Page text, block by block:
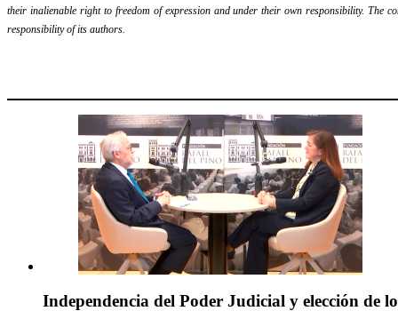
their inalienable right to freedom of expression and under their own responsibility. The
responsibility of its authors.
Independencia del Poder Judicial y elección de